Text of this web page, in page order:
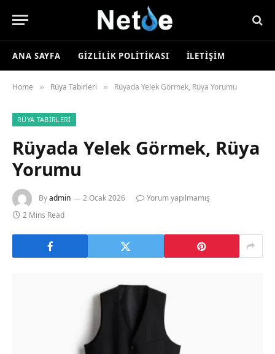
ANA SAYFA GIZLILIK POLITIKASI İLETIŞIM
Home » Rüya Tabirleri » Rüyada Yelek Görmek, Rüya Yorumu
RÜYA TABIRLERI
Rüyada Yelek Görmek, Rüya
Yorumu
Byadmin 2 Ocak 2026
Yorum yapılmamış
2 Mins Read